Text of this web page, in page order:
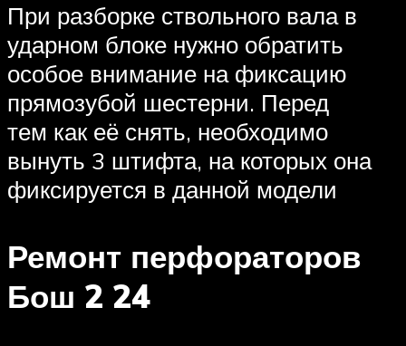
При разборке ствольного вала в
ударном блоке нужно обратить
особое внимание на фиксацию
прямозубой шестерни. Перед
тем как её снять, необходимо
вынуть 3 штифта, на которых она
фиксируется в данной модели
Ремонт перфораторов
Бош 2 24